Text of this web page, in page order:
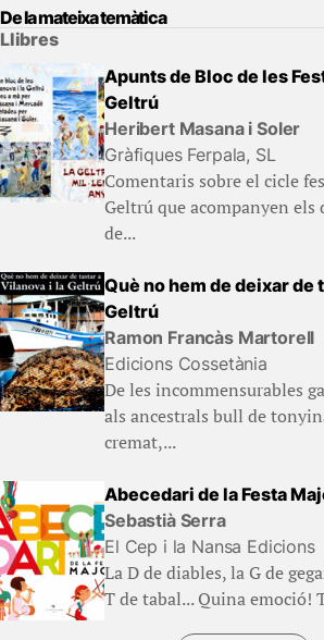
De la mateixa temàtica
Llibres
Apunts de Bloc de les
Geltrú
Heribert Masana i Soler
Gràfiques Ferpala, SL
Comentaris sobre el cicle
Geltrú que acompanyen
de...
Què no hem de deixar de
Geltrú
Ramon Francàs Martorell
Edicions Cossetània
De les incommensurables
als ancestrals bull de
cremat,...
Abecedari de la Festa
Sebastià Serra
El Cep i la Nansa Edicions
La D de diables, la G de
T de tabal... Quina emoció!